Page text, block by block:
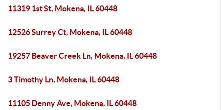
11319 1st St, Mokena, IL 60448
12526 Surrey Ct, Mokena, IL 60448
19257 Beaver Creek Ln, Mokena, IL 60448
3 Timothy Ln, Mokena, IL 60448
11105 Denny Ave, Mokena, IL 60448